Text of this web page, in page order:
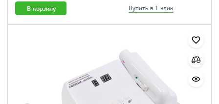
В корзину Купить в 1 клик